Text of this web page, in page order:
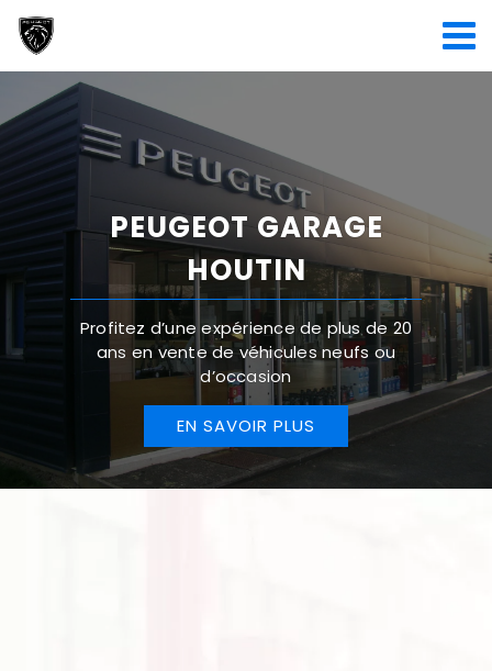
Passer
au
PEUGEOT GARAGE
HOUTIN
Profitez d’une expérience de plus de 20
ans en vente de véhicules neufs ou
d’occasion
EN SAVOIR PLUS